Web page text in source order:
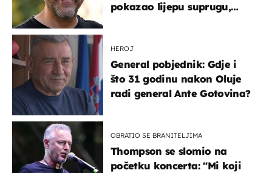
pokazao lijepu suprugu,
HEROJ
General pobjednik: Gdje i
što 31 godinu nakon Oluje
radi general Ante Gotovina?
OBRATIO SE BRANITELJIMA
Thompson se slomio na
početku koncerta: "Mi koji